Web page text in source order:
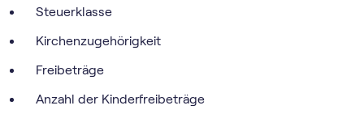
Steuerklasse
Kirchenzugehörigkeit
Freibeträge
Anzahl der Kinderfreibeträge